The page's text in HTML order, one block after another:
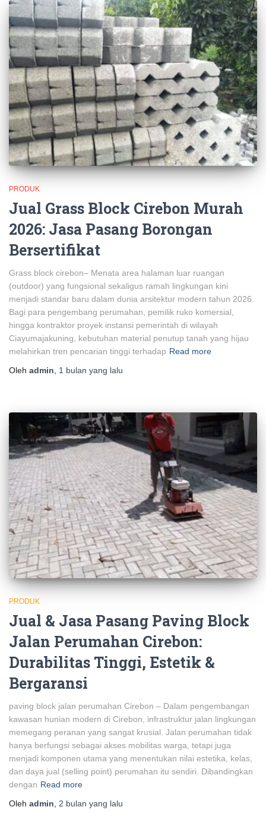
PRODUK
Jual Grass Block Cirebon Murah
2026: Jasa Pasang Borongan
Bersertifikat
Grass block cirebon– Menata area halaman luar ruangan
(outdoor) yang fungsional sekaligus ramah lingkungan kini
menjadi standar baru dalam dunia arsitektur modern tahun 2026.
Bagi para pengembang perumahan, pemilik ruko komersial,
hingga kontraktor proyek instansi pemerintah di wilayah
Ciayumajakuning, kebutuhan material penutup tanah yang hijau
melahirkan tren pencarian tinggi terhadap Read more
Oleh admin 1 bulan yang lalu
PRODUK
Jual & Jasa Pasang Paving Block
Jalan Perumahan Cirebon:
Durabilitas Tinggi, Estetik &
Bergaransi
paving block jalan perumahan Cirebon – Dalam pengembangan
kawasan hunian modern di Cirebon, infrastruktur jalan lingkungan
memegang peranan yang sangat krusial. Jalan perumahan tidak
hanya berfungsi sebagai akses mobilitas warga, tetapi juga
menjadi komponen utama yang menentukan nilai estetika, kelas,
dan daya jual (selling point) perumahan itu sendiri. Dibandingkan
dengan Read more
Oleh admin 2 bulan yang lalu